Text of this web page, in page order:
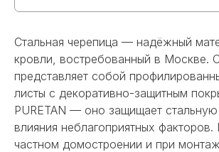
Стальная черепица — надёжный
кровли, востребованный в Москве.
представляет собой
листы c декоративно-защитным
PURETAN — оно защищает
влияния неблагоприятных факторов.
частном домостроении и при